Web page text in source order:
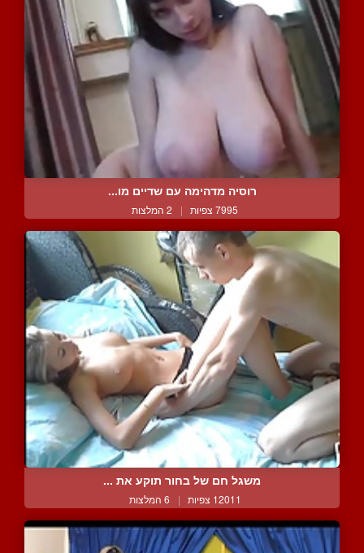
רוסיה מדהימה עם שדיים מו...
7995 צפיות | 2 המלצות
משגל חם של בחור תוקע את ...
12011 צפיות | 6 המלצות